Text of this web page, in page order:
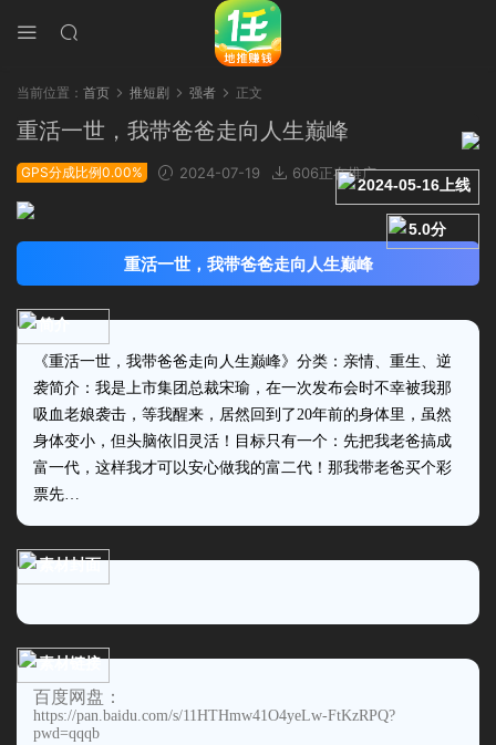
当前位置： 首页 推短剧 强者 正文
重活一世，我带爸爸走向人生巅峰
GPS分成比例0.00% 2024-07-19 606正在推广
5.0分
2024-05-16上线
重活一世，我带爸爸走向人生巅峰
简介
《重活一世，我带爸爸走向人生巅峰》分类：亲情、重生、逆
袭简介：我是上市集团总裁宋瑜，在一次发布会时不幸被我那
吸血老娘袭击，等我醒来，居然回到了20年前的身体里，虽然
身体变小，但头脑依旧灵活！目标只有一个：先把我老爸搞成
富一代，这样我才可以安心做我的富二代！那我带老爸买个彩
票先…
素材封面
素材链接
百度网盘：
https://pan.baidu.com/s/11HTHmw41O4yeLw-FtKzRPQ?
pwd=qqqb